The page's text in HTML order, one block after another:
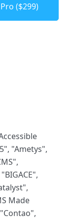
($299)
"Ametys",
Made